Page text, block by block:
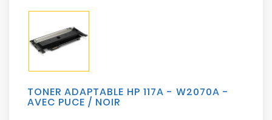
TONER ADAPTABLE HP 117A - W2070A -
AVEC PUCE / NOIR